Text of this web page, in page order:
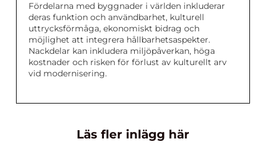
Fördelarna med byggnader i världen inkluderar
deras funktion och användbarhet, kulturell
uttrycksförmåga, ekonomiskt bidrag och
möjlighet att integrera hållbarhetsaspekter.
Nackdelar kan inkludera miljöpåverkan, höga
kostnader och risken för förlust av kulturellt arv
vid modernisering.
Läs fler inlägg här